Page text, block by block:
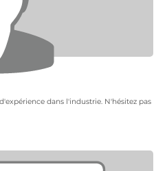
dans l'industrie. N'hésitez pas